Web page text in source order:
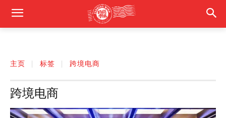
主页 标签 跨境电商
跨境电商